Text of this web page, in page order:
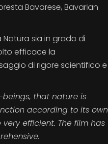
Bavarese, Bavarian
sia in grado di
efficace la
di rigore scientifico e
that nature is
according to its own
efficient. The film has